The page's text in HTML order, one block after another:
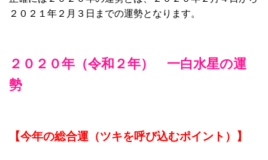
２０２１年２月３日までの運勢となります。
２０２０年（令和２年） 一白水星の運
勢
【今年の総合運（ツキを呼び込むポイント）】